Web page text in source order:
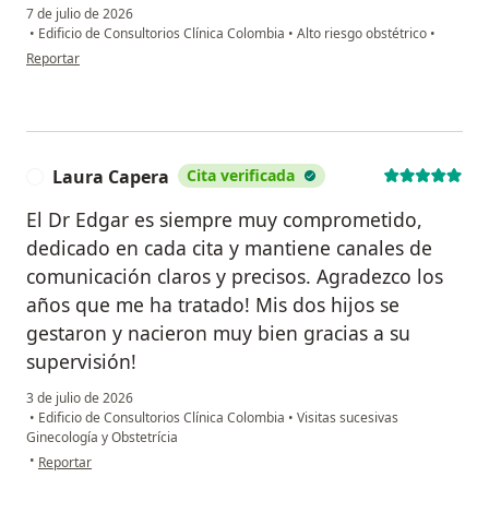
7 de julio de 2026
• Edificio de Consultorios Clínica Colombia • Alto riesgo obstétrico •
en opinión del usuario LS
Reportar
Laura Capera Cita verificada
El Dr Edgar es siempre muy comprometido,
dedicado en cada cita y mantiene canales de
comunicación claros y precisos. Agradezco los
años que me ha tratado! Mis dos hijos se
gestaron y nacieron muy bien gracias a su
supervisión!
3 de julio de 2026
• Edificio de Consultorios Clínica Colombia • Visitas sucesivas
Ginecología y Obstetrícia
• en opinión del usuario Laura Capera
Reportar